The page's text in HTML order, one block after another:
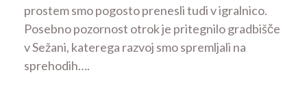
prostem smo pogosto prenesli tudi v igralnico.
Posebno pozornost otrok je pritegnilo gradbišče
v Sežani, katerega razvoj smo spremljali na
sprehodih….